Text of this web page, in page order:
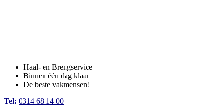
Haal- en Brengservice
Binnen één dag klaar
De beste vakmensen!
Tel: 0314 68 14 00